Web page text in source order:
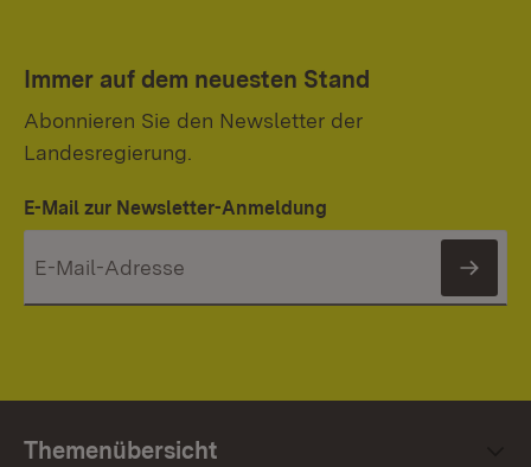
Immer auf dem neuesten Stand
Abonnieren Sie den Newsletter der
Landesregierung.
E-Mail zur Newsletter-Anmeldung
Themenübersicht